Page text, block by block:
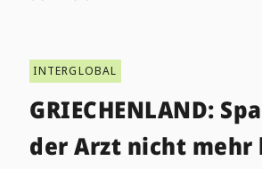
INTERGLOBAL
GRIECHENLAND:
der Arzt nicht mehr